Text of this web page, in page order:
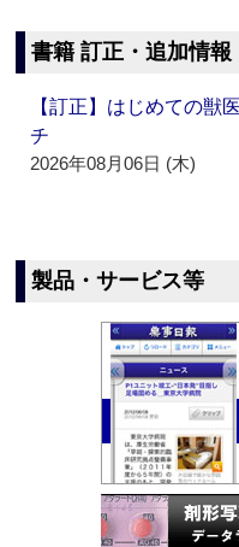
書籍 訂正・追加情報
【訂正】はじめての
チ
2026年08月06日 (木)
製品・サービス等